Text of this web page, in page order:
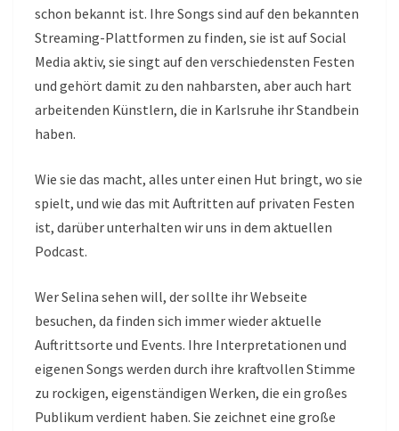
schon bekannt ist. Ihre Songs sind auf den bekannten
Streaming-Plattformen zu finden, sie ist auf Social
Media aktiv, sie singt auf den verschiedensten Festen
und gehört damit zu den nahbarsten, aber auch hart
arbeitenden Künstlern, die in Karlsruhe ihr Standbein
haben.
Wie sie das macht, alles unter einen Hut bringt, wo sie
spielt, und wie das mit Auftritten auf privaten Festen
ist, darüber unterhalten wir uns in dem aktuellen
Podcast.
Wer Selina sehen will, der sollte ihr Webseite
besuchen, da finden sich immer wieder aktuelle
Auftrittsorte und Events. Ihre Interpretationen und
eigenen Songs werden durch ihre kraftvollen Stimme
zu rockigen, eigenständigen Werken, die ein großes
Publikum verdient haben. Sie zeichnet eine große